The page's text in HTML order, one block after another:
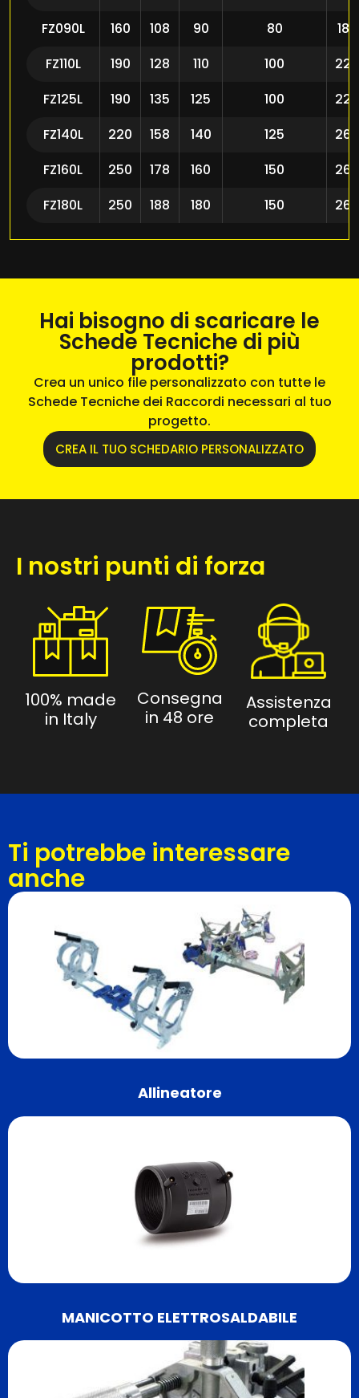
FZ090L
160 108 90 80
18
FZ110L
190 128 110 100
22
FZ125L
190 135 125 100
22
FZ140L
220 158 140 125
26
FZ160L
250 178 160 150
26
FZ180L
250 188 180 150 26
Hai bisogno di scaricare le
Schede Tecniche di più
prodotti?
Crea un unico file personalizzato con tutte le
Schede Tecniche dei Raccordi necessari al tuo
progetto.
CREA IL TUO SCHEDARIO PERSONALIZZATO
I nostri punti di forza
100% made
in Italy
Consegna
in 48 ore
Assistenza
completa
Ti potrebbe interessare
anche
Allineatore
MANICOTTO ELETTROSALDABILE